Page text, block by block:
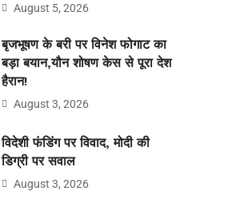
August 5, 2026
बृजभूषण के बरी पर विनेश फोगाट का
बड़ा बयान,यौन शोषण केस से पूरा देश
हैरान!
August 3, 2026
विदेशी फंडिंग पर विवाद, मोदी की
डिग्री पर सवाल
August 3, 2026